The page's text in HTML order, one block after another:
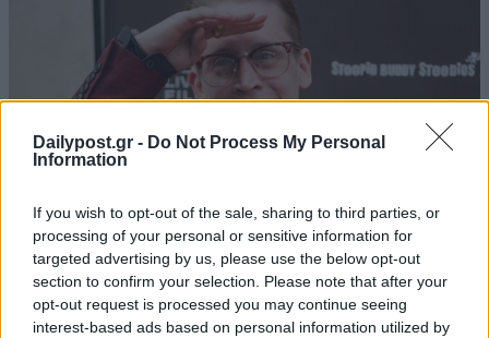
Dailypost.gr - Do Not Process My Personal
Information
If you wish to opt-out of the sale, sharing to third parties, or
processing of your personal or sensitive information for
targeted advertising by us, please use the below opt-out
section to confirm your selection. Please note that after your
opt-out request is processed you may continue seeing
interest-based ads based on personal information utilized by